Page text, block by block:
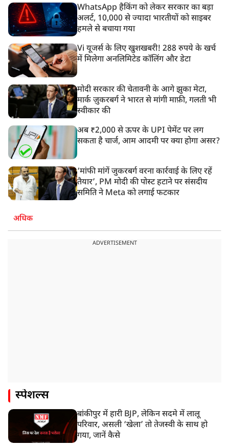
WhatsApp हैकिंग को लेकर सरकार का बड़ा
अलर्ट, 10,000 से ज्यादा भारतीयों को साइबर
हमले से बचाया गया
Vi यूजर्स के लिए खुशखबरी! 288 रुपये के खर्च
में मिलेगा अनलिमिटेड कॉलिंग और डेटा
मोदी सरकार की चेतावनी के आगे झुका मेटा,
मार्क ज़ुकरबर्ग ने भारत से मांगी माफ़ी, गलती भी
स्वीकार की
अब ₹2,000 से ऊपर के UPI पेमेंट पर लग
सकता है चार्ज, आम आदमी पर क्या होगा असर?
‘मांफी मांगें जुकरबर्ग वरना कार्रवाई के लिए रहें
तैयार’, PM मोदी की पोस्ट हटाने पर संसदीय
समिति ने Meta को लगाई फटकार
अधिक
ADVERTISEMENT
स्पेशल्स
बांकीपुर में हारी BJP, लेकिन सदमे में लालू
परिवार, असली ‘खेला’ तो तेजस्वी के साथ हो
गया, जानें कैसे